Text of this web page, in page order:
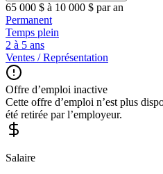
65 000 $ à 10 000 $ par an
Permanent
Temps plein
2 à 5 ans
Ventes / Représentation
Offre d’emploi inactive
Cette offre d’emploi n’est plus
été retirée par l’employeur.
Salaire